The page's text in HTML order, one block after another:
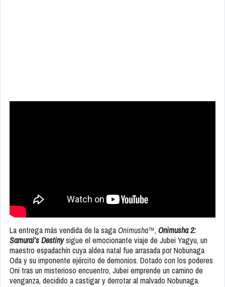
La entrega más vendida de la sagaOnimusha™, Onimusha 2:
Samurai’s Destinysigue el emocionante viaje de Jubei Yagyu, un
maestro espadachín cuya aldea natal fue arrasada por Nobunaga
Oda y su imponente ejército de demonios. Dotado con los poderes
Oni tras un misterioso encuentro, Jubei emprende un camino de
venganza, decidido a castigar y derrotar al malvado Nobunaga.